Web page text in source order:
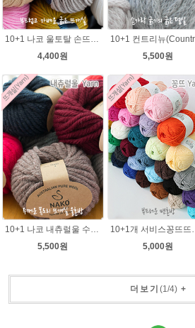
10+1 나코 울토탈 손뜨개 뜨개질 굵은뜨개실 나코메가 굵은털실(털실,뜨개질실) 동대문 뜨게실
4,400원
5,500원
5,500원
5,000원
더보기 (1 /4)+